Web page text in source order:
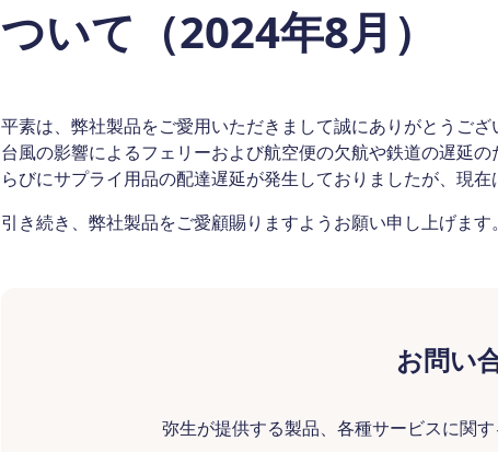
ついて（2024年8月）
平素は、弊社製品をご愛用いただきまして誠にありがとうござ
台風の影響によるフェリーおよび航空便の欠航や鉄道の遅延
らびにサプライ用品の配達遅延が発生しておりましたが、現在
引き続き、弊社製品をご愛顧賜りますようお願い申し上げます。
お問い
弥生が提供する製品、各種サービスに関